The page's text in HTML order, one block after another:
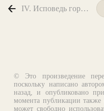
IV. Исповедь горячего сердца. В анекдотах
© Это произведение
поскольку написано
назад, и опубликовано
момента публикации
может свободно